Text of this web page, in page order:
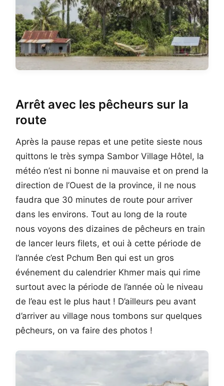
Arrêt avec les pêcheurs sur la
route
Après la pause repas et une petite sieste nous
quittons le très sympa Sambor Village Hôtel, la
météo n’est ni bonne ni mauvaise et on prend la
direction de l’Ouest de la province, il ne nous
faudra que 30 minutes de route pour arriver
dans les environs. Tout au long de la route
nous voyons des dizaines de pêcheurs en train
de lancer leurs filets, et oui à cette période de
l’année c’est Pchum Ben qui est un gros
événement du calendrier Khmer mais qui rime
surtout avec la période de l’année où le niveau
de l’eau est le plus haut ! D’ailleurs peu avant
d’arriver au village nous tombons sur quelques
pêcheurs, on va faire des photos !